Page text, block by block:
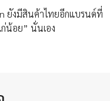
ยังมีสินค้าไทยอีกแบรนด์ที่
น้อย” นั่นเอง